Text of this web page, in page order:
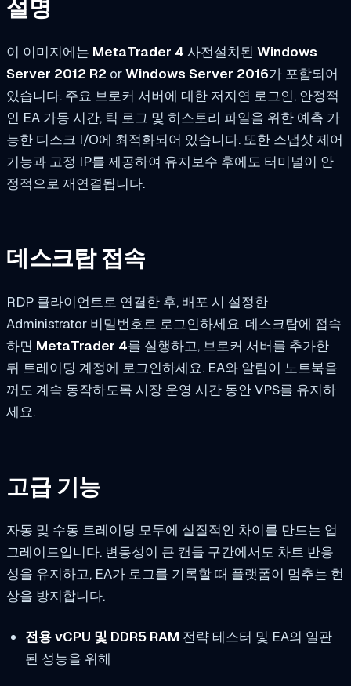
설명
이 이미지에는 MetaTrader 4 사전설치된 Windows
Server 2012 R2 orWindows Server 2016가 포함되어
있습니다. 주요 브로커 서버에 대한 저지연 로그인, 안정적
인 EA 가동 시간, 틱 로그 및 히스토리 파일을 위한 예측 가
능한 디스크 I/O에 최적화되어 있습니다. 또한 스냅샷 제어
기능과 고정 IP를 제공하여 유지보수 후에도 터미널이 안
정적으로 재연결됩니다.
데스크탑 접속
RDP 클라이언트로 연결한 후, 배포 시 설정한
Administrator 비밀번호로 로그인하세요. 데스크탑에 접속
하면 MetaTrader 4를 실행하고, 브로커 서버를 추가한
뒤 트레이딩 계정에 로그인하세요. EA와 알림이 노트북을
꺼도 계속 동작하도록 시장 운영 시간 동안 VPS를 유지하
세요.
고급 기능
자동 및 수동 트레이딩 모두에 실질적인 차이를 만드는 업
그레이드입니다. 변동성이 큰 캔들 구간에서도 차트 반응
성을 유지하고, EA가 로그를 기록할 때 플랫폼이 멈추는 현
상을 방지합니다.
전용 vCPU 및 DDR5 RAM 전략 테스터 및 EA의 일관
된 성능을 위해